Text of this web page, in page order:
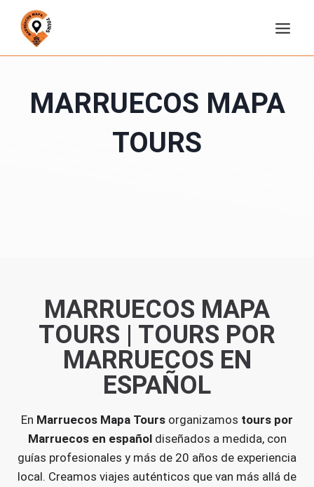
Saltar
contenido
MARRUECOS MAPA
TOURS
MARRUECOS MAPA
TOURS | TOURS POR
MARRUECOS EN
ESPAÑOL
En Marruecos Mapa Tours organizamos tours por
Marruecos en españoldiseñados a medida, con
guías profesionales y más de 20 años de experiencia
local. Creamos viajes auténticos que van más allá de